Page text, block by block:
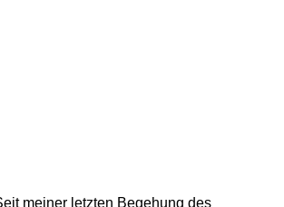
meiner letzten Begehung des